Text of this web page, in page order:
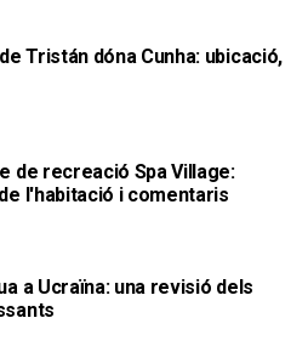
Tristán dóna Cunha: ubicació,
de recreació Spa Village:
l'habitació i comentaris
a Ucraïna: una revisió dels